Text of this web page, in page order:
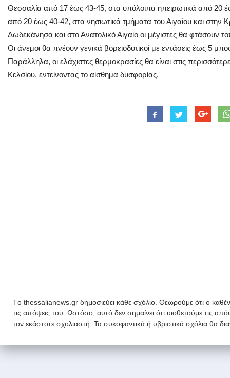
Θεσσαλία από 17 έως 43-45, στα υπόλοιπα ηπειρωτικά από 20
από 20 έως 40-42, στα νησιωτικά τμήματα του Αιγαίου και
Δωδεκάνησα και στο Ανατολικό Αιγαίο οι μέγιστες θα φτάσουν
Οι άνεμοι θα πνέουν γενικά βορειοδυτικοί με εντάσεις έως 5
Παράλληλα, οι ελάχιστες θερμοκρασίες θα είναι στις
Κελσίου, εντείνοντας το αίσθημα δυσφορίας.
Tο thessalianews.gr δημοσιεύει κάθε σχόλιο. Θεωρούμε ότι ο
τις απόψεις του. Ωστόσο, αυτό δεν σημαίνει ότι υιοθετούμε τις
τον εκάστοτε σχολιαστή. Τα συκοφαντικά ή υβριστικά σχόλια θα